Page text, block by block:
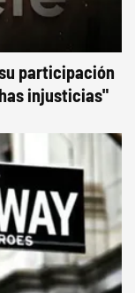
participación
injusticias"